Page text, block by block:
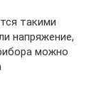
такими
напряжение,
можно